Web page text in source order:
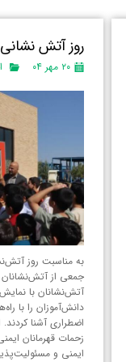
روز آتش نشانی
۲۰ مهر ۰۴
جمعی از آتش‌نشانان
آتش‌نشانان با
دانش‌آموزان را با
اضطراری آشنا
زحمات قهرمانان
ایمنی و